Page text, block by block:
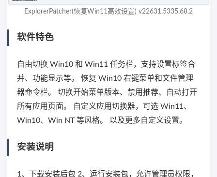
ExplorerPatcher(恢复Win11高效设置) v22631.5335.68.2
软件特色
自由切换 Win10 和 Win11 任务栏，支持设置标签合
并、功能显示等。 恢复 Win10 右键菜单和文件管理
器命令栏。 切换开始菜单版本、禁用推荐、自动打开
所有应用页面。 自定义应用切换器，可选 Win11、
Win10、Win NT 等风格。 以及更多自定义设置。
安装说明
1、下载安装后包 2、运行安装包，允许管理员权限，